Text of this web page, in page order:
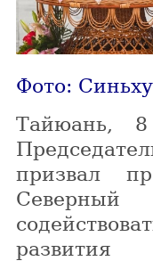
Фото:
Тайюань,
призвал